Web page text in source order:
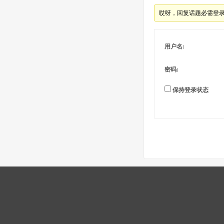
哎呀，回复话题必需登录
用户名:
密码:
保持登录状态